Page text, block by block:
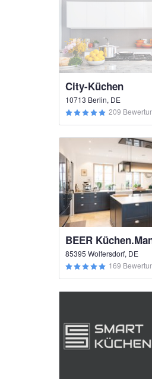
City-Küchen
10713 Berlin, DE
209
BEER
85395 Wolfersdorf, DE
169